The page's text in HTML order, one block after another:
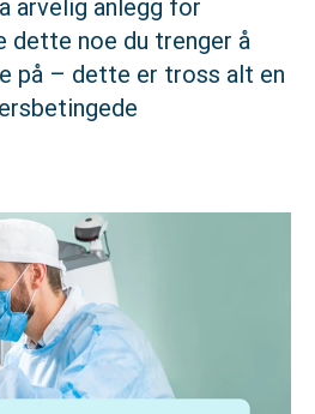
arvelig anlegg for
dette noe du trenger å
på – dette er tross alt en